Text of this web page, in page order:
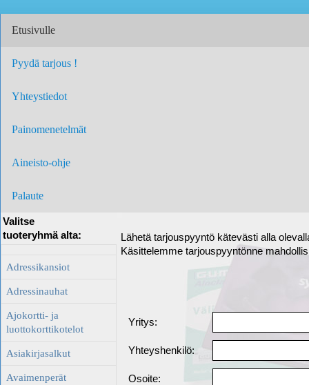
Etusivulle
Pyydä tarjous !
Yhteystiedot
Painomenetelmät
Aineisto-ohje
Palaute
Valitse
tuoteryhmä alta:
Adressikansiot
Adressinauhat
Ajokortti- ja
luottokorttikotelot
Asiakirjasalkut
Avaimenperät
Lähetä tarjouspyyntö kätevästi alla
Käsittelemme tarjouspyyntönne
Yritys:
Yhteyshenkilö:
Osoite: